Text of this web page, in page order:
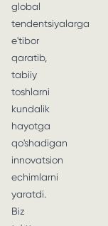
global
tendentsiyalarga
e'tibor
qaratib,
tabiiy
toshlarni
kundalik
hayotga
qo'shadigan
innovatsion
echimlarni
yaratdi.
Biz